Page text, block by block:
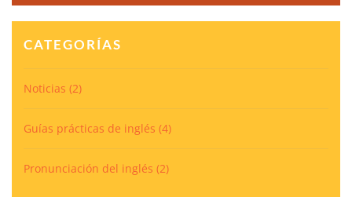
CATEGORÍAS
Noticias (2)
Guías prácticas de inglés (4)
Pronunciación del inglés (2)